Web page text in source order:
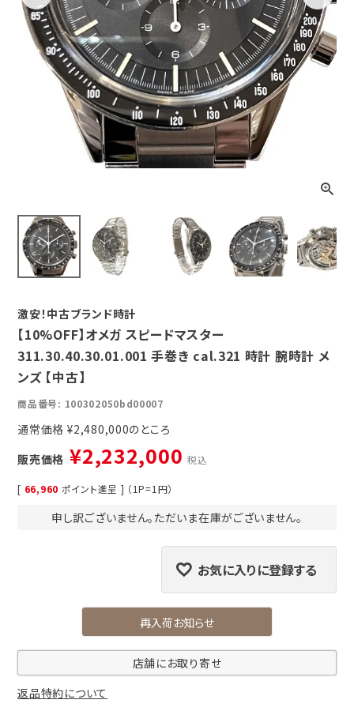
Previous Next
激安！中古ブランド時計
【10%OFF】オメガ スピードマスター
311.30.40.30.01.001 手巻き cal.321 時計 腕時計 メ
ンズ 【中古】
商品番号 100302050bd00007
通常価格 ¥2,480,000
販売価格 ¥2,232,000 税込
[ 66,960 ポイント進呈 ] （1P=1円）
申し訳ございません。ただいま在庫がございません。
お気に入りに登録する
再入荷お知らせ
店舗にお取り寄せ
返品特約について